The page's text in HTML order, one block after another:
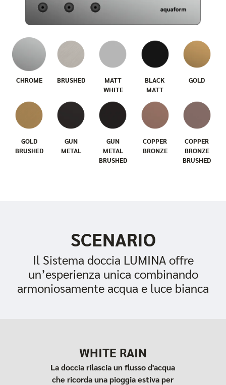
CHROME BRUSHED
MATT
WHITE
BLACK
MATT
GOLD
GOLD
BRUSHED
GUN
METAL
GUN
METAL
BRUSHED
COPPER
BRONZE
COPPER
BRONZE
BRUSHED
SCENARIO
Il Sistema doccia LUMINA offre
un’esperienza unica combinando
armoniosamente acqua e luce bianca
WHITE RAIN
La doccia rilascia un flusso d'acqua
che ricorda una pioggia estiva per